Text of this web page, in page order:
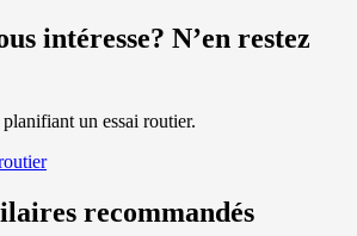
intéresse? N’en restez
un essai routier.
recommandés